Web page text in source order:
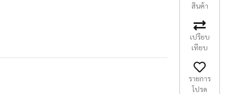
สินค้า
เปรียบ
เทียบ
รายการ
โปรด